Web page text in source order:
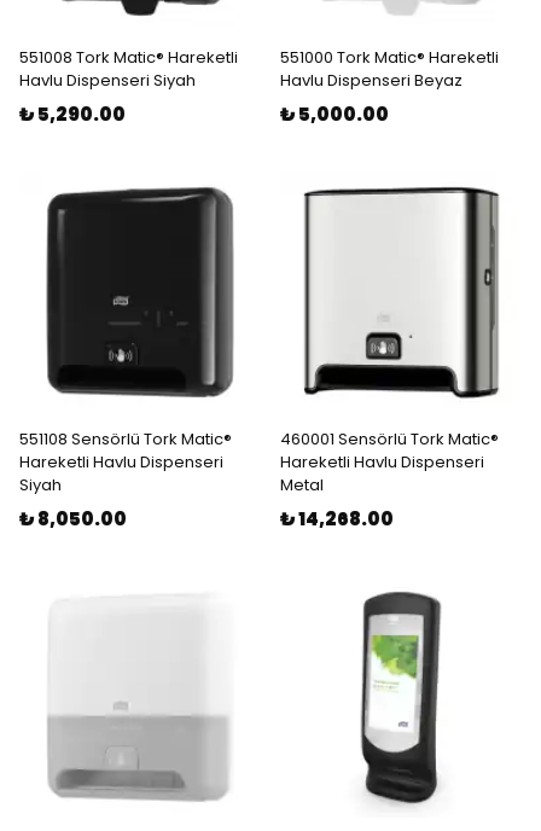
551008 Tork Matic® Hareketli
Havlu Dispenseri Siyah
₺ 5,290.00
551000 Tork Matic® Hareketli
Havlu Dispenseri Beyaz
₺ 5,000.00
551108 Sensörlü Tork Matic®
Hareketli Havlu Dispenseri
Siyah
₺ 8,050.00
460001 Sensörlü Tork Matic®
Hareketli Havlu Dispenseri
Metal
₺ 14,268.00